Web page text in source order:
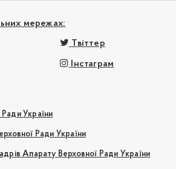
мережах:
Твіттер
Інстаграм
України
Ради України
Апарату Верховної Ради України